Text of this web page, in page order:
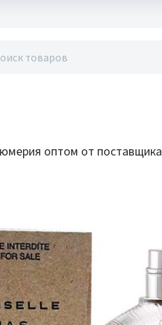
оптом от поставщика